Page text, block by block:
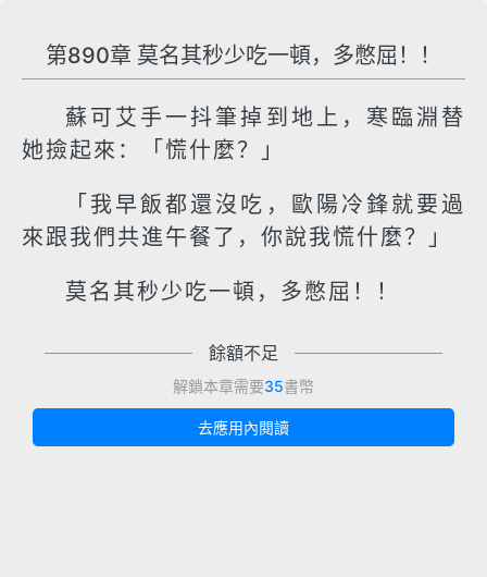
第890章 莫名其秒少吃一頓，多憋屈！！
蘇可艾手一抖筆掉到地上，寒臨淵替
她撿起來：「慌什麼？」
「我早飯都還沒吃，歐陽冷鋒就要過
來跟我們共進午餐了，你說我慌什麼？」
莫名其秒少吃一頓，多憋屈！！
餘額不足
解鎖本章需要35書幣
去應用內閱讀